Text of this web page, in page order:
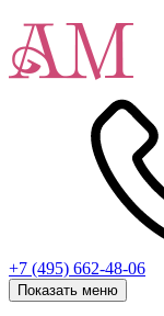
+7 (495) 662-48-06
Показать меню